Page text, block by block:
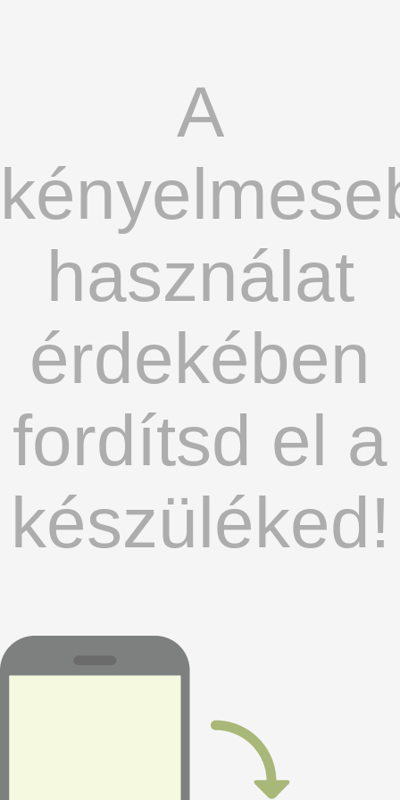
A
használat
érdekében
fordítsd el a
készüléked!